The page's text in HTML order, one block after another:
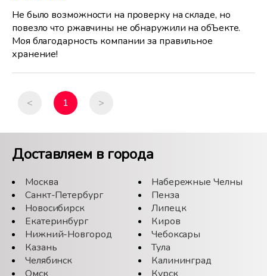
Не было возможности на проверку на складе, но
повезло что ржавчины не обнаружили на обЪекте.
Моя благодарность компании за правильное
хранение!
< 1 >
Доставляем в города
Москва
Санкт-Петербург
Новосибирск
Екатеринбург
Нижний-Новгород
Казань
Челябинск
Набережные Челны
Пенза
Липецк
Киров
Чебоксары
Тула
Калининград